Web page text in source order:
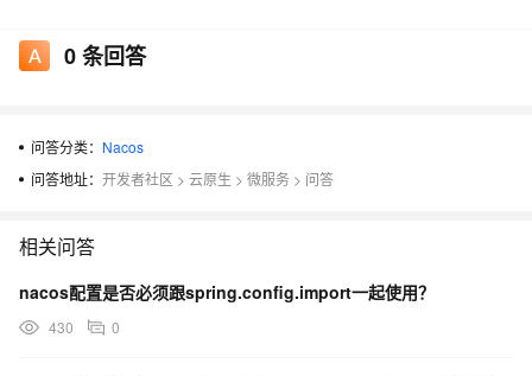
0条回答
问答分类： Nacos
问答地址： 开发者社区 > 云原生 > 微服务 > 问答
相关问答
nacos配置是否必须跟spring.config.import一起使用？
430 0